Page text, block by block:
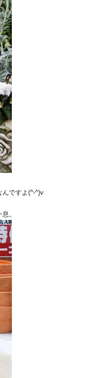
んですよ(^-^)v
。